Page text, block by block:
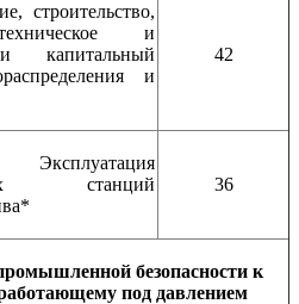
строительство,
и
капитальный
и
42
Эксплуатация
станций
36
безопасности к
под давлением